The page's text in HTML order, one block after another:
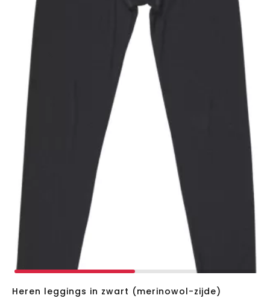
Heren leggings in zwart (merinowol-zijde)